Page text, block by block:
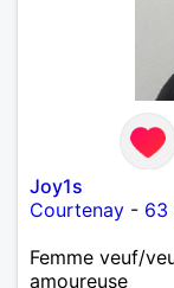
Joy1s
Courtenay - 63
Femme veuf/
amoureuse